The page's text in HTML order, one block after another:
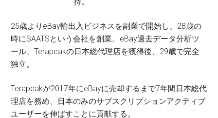
25歳よりeBay輸出入ビジネスを副業で開始し、28歳の
時にSAATSという会社を創業。eBay過去データ分析ツ
ール、Terapeakの日本総代理店を獲得後、29歳で完全
独立。
Terapeakが2017年にeBayに売却するまで7年間日本総代
理店を務め、日本のみのサブスクリプションアクティブ
ユーザーを伸ばすことに貢献する。